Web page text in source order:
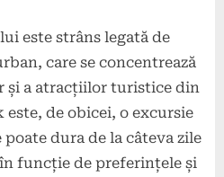
este strâns legată de
care se concentrează
și a atracțiilor turistice din
este, de obicei, o excursie
dura de la câteva zile
funcție de preferințele și